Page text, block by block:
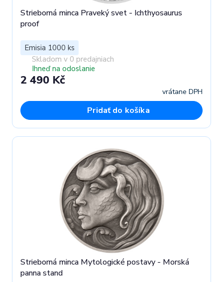
Strieborná minca Praveký svet - Ichthyosaurus
proof
Emisia 1000 ks
Skladom v 0 predajniach
Ihneď na odoslanie
2 490 Kč
vrátane DPH
Pridať do košíka
Strieborná minca Mytologické postavy - Morská
panna stand